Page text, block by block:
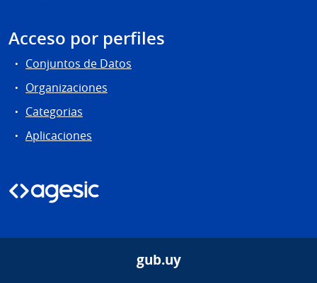
Acceso por perfiles
Conjuntos de Datos
Organizaciones
Categorias
Aplicaciones
gub.uy